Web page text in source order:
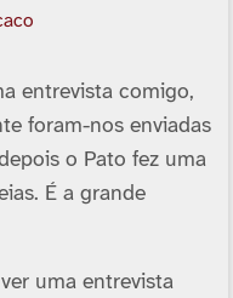
entrevista comigo,
foram-nos enviadas
o Pato fez uma
É a grande
uma entrevista